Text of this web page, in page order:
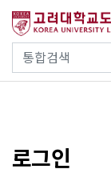
건
통합검색
사이트내 검색
로그인